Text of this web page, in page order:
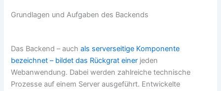
Grundlagen und Aufgaben des Backends
Das Backend – auchals serverseitige Komponente
bezeichnet – bildet das Rückgrat einer jeden
Webanwendung. Dabei werden zahlreiche technische
Prozesse auf einem Server ausgeführt. Entwickelte